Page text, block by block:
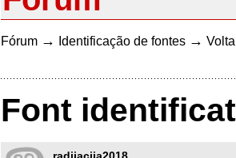
Fórum → Identificação de fontes →
Font